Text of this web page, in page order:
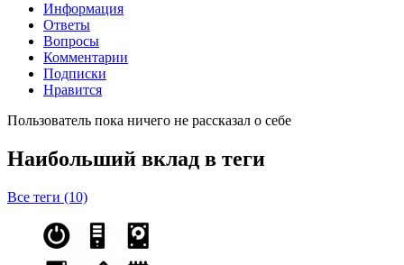
Информация
Ответы
Вопросы
Комментарии
Подписки
Нравится
Пользователь пока ничего не рассказал о себе
Наибольший вклад в теги
Все теги (10)